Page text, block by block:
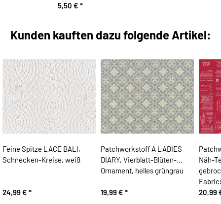
5,50 € *
Kunden kauften dazu folgende Artikel:
Feine Spitze LACE BALI,
Schnecken-Kreise, weiß
24,99 € *
Patchworkstoff A LADIES
DIARY, Vierblatt-Blüten-
Ornament, helles grüngrau
19,99 € *
Näh-
20,99